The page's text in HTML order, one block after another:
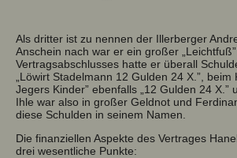
Als dritter ist zu nennen der Illerberger
Anschein nach war er ein großer
Vertragsabschlusses hatte er überall
„Löwirt Stadelmann 12 Gulden 24 X.”, beim
Jegers Kinder” ebenfalls „12 Gulden 24 X.”
Ihle war also in großer Geldnot und
diese Schulden in seinem Namen.
Die finanziellen Aspekte des Vertrages
drei wesentliche Punkte: